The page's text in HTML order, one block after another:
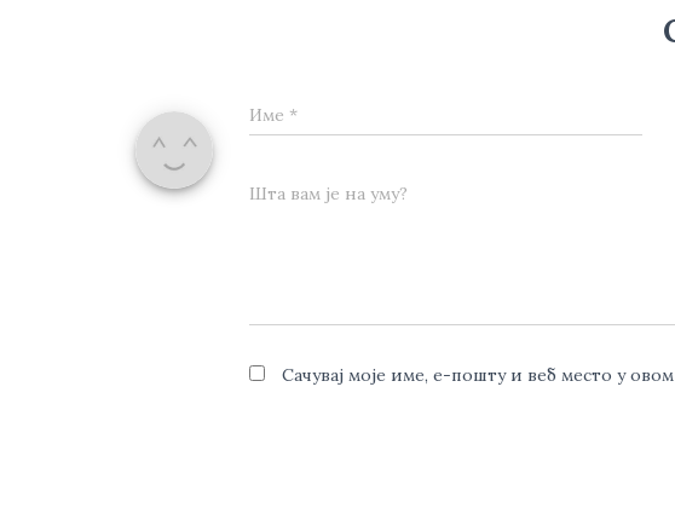
Име *
Шта вам је на уму?
Сачувај моје име, е-пошту и веб место у